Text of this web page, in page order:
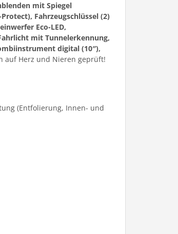
mit Spiegel
Fahrzeugschlüssel (2)
Eco-LED,
mit Tunnelerkennung,
digital (10″),
auf Herz und Nieren geprüft!
(Entfolierung, Innen- und